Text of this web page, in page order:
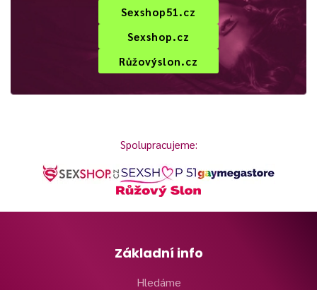
Sexshop51.cz
Sexshop.cz
Růžovýslon.cz
Spolupracujeme:
Základní info
Hledáme